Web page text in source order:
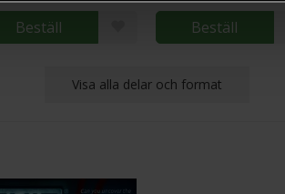
Beställ Beställ
Visa alla delar och format